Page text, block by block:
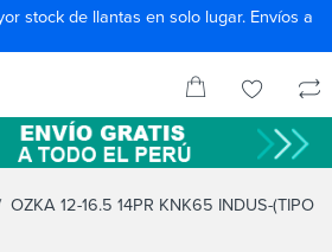
stock de llantas en solo lugar. Envíos a
OZKA 12-16.5 14PR KNK65 INDUS-(TIPO